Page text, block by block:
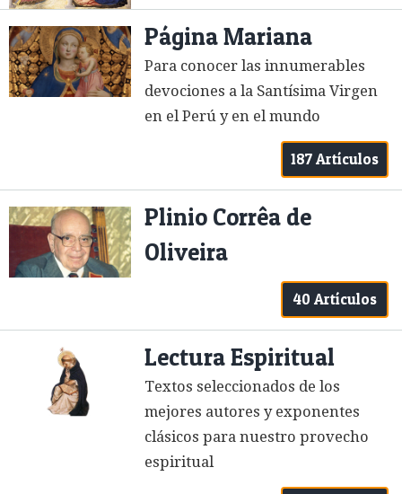
Página Mariana
Para conocer las innumerables
devociones a la Santísima Virgen
en el Perú y en el mundo
187 Artículos
Plinio Corrêa de
Oliveira
40 Artículos
Lectura Espiritual
Textos seleccionados de los
mejores autores y exponentes
clásicos para nuestro provecho
espiritual